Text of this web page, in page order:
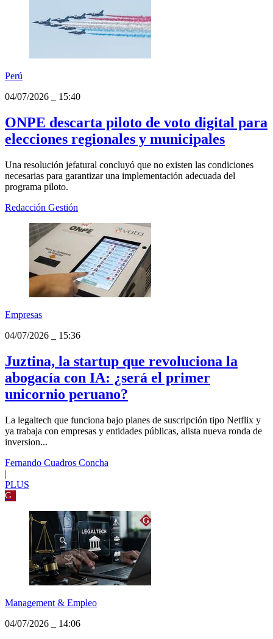
Perú
04/07/2026
15:40
ONPE descarta piloto de voto digital para
elecciones regionales y municipales
Una resolución jefatural concluyó que no existen las condiciones
necesarias para garantizar una implementación adecuada del
programa piloto.
Redacción Gestión
Empresas
04/07/2026
15:36
Juztina, la startup que revoluciona la
abogacía con IA: ¿será el primer
unicornio peruano?
La legaltech que funciona bajo planes de suscripción tipo Netflix y
ya trabaja con empresas y entidades públicas, alista nueva ronda de
inversion...
Fernando Cuadros Concha
|
PLUS
G
Management & Empleo
04/07/2026
14:06